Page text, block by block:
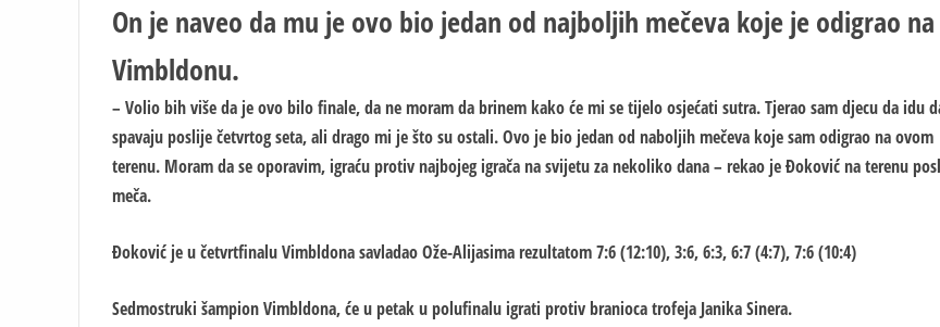
On je naveo da mu je ovo bio jedan od najboljih mečeva koje je odigrao na
Vimbldonu.
– Volio bih više da je ovo bilo finale, da ne moram da brinem kako će mi se tijelo osjećati sutra. Tjerao sam djecu da idu
spavaju poslije četvrtog seta, ali drago mi je što su ostali. Ovo je bio jedan od naboljih mečeva koje sam odigrao na ovom
terenu. Moram da se oporavim, igraću protiv najbojeg igrača na svijetu za nekoliko dana – rekao je Đoković na terenu
meča.
Đoković je u četvrtfinalu Vimbldona savladao Ože-Alijasima rezultatom 7:6 (12:10), 3:6, 6:3, 6:7 (4:7), 7:6 (10:4)
Sedmostruki šampion Vimbldona, će u petak u polufinalu igrati protiv branioca trofeja Јanika Sinera.